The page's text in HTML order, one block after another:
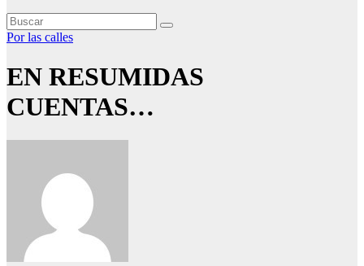
Por las calles
EN RESUMIDAS
CUENTAS…